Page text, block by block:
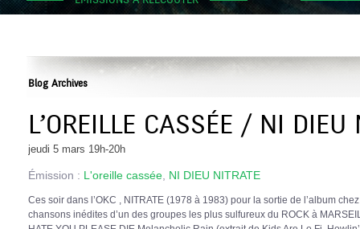
Blog Archives
L’OREILLE CASSÉE / NI DIEU
jeudi 5 mars 19h-20h
Émission : L'oreille cassée NI DIEU NITRATE
Ces soir dans l’OKC , NITRATE (1978 à 1983) pour la sortie de l’album
chansons inédites d’un des groupes les plus sulfureux du ROCK à